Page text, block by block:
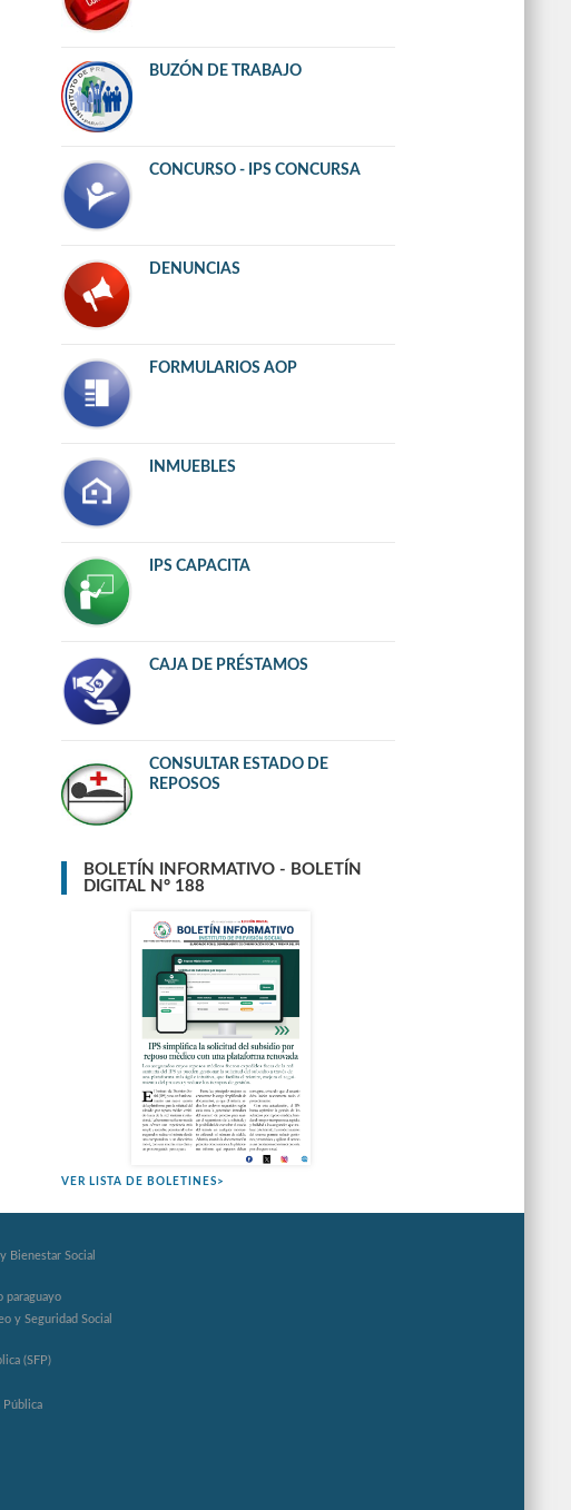
BUZÓN DE TRABAJO
CONCURSO - IPS CONCURSA
DENUNCIAS
FORMULARIOS AOP
INMUEBLES
IPS CAPACITA
CAJA DE PRÉSTAMOS
CONSULTAR ESTADO DE
REPOSOS
BOLETÍN INFORMATIVO - BOLETÍN
DIGITAL N° 188
VER LISTA DE BOLETINES>
Bienestar Social
paraguayo
y Seguridad Social
(SFP)
Pública